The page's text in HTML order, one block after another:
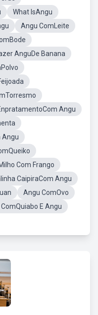
What IsAngu
Angu ComLeite
AnguDe Banana
Angu
Angu
Com Frango
CaipiraCom Angu
Angu ComOvo
E Angu